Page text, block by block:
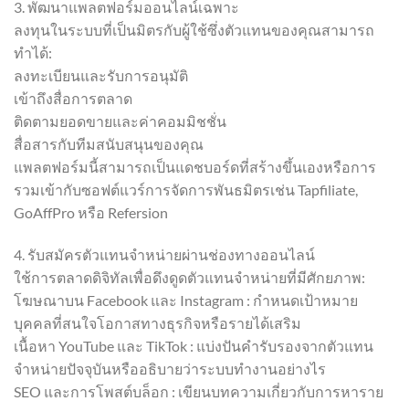
3. พัฒนาแพลตฟอร์มออนไลน์เฉพาะ
ลงทุนในระบบที่เป็นมิตรกับผู้ใช้ซึ่งตัวแทนของคุณสามารถ
ทำได้:
ลงทะเบียนและรับการอนุมัติ
เข้าถึงสื่อการตลาด
ติดตามยอดขายและค่าคอมมิชชั่น
สื่อสารกับทีมสนับสนุนของคุณ
แพลตฟอร์มนี้สามารถเป็นแดชบอร์ดที่สร้างขึ้นเองหรือการ
รวมเข้ากับซอฟต์แวร์การจัดการพันธมิตรเช่น Tapfiliate,
GoAffPro หรือ Refersion
4. รับสมัครตัวแทนจำหน่ายผ่านช่องทางออนไลน์
ใช้การตลาดดิจิทัลเพื่อดึงดูดตัวแทนจำหน่ายที่มีศักยภาพ:
โฆษณาบน Facebook และ Instagram : กำหนดเป้าหมาย
บุคคลที่สนใจโอกาสทางธุรกิจหรือรายได้เสริม
เนื้อหา YouTube และ TikTok : แบ่งปันคำรับรองจากตัวแทน
จำหน่ายปัจจุบันหรืออธิบายว่าระบบทำงานอย่างไร
SEO และการโพสต์บล็อก : เขียนบทความเกี่ยวกับการหาราย